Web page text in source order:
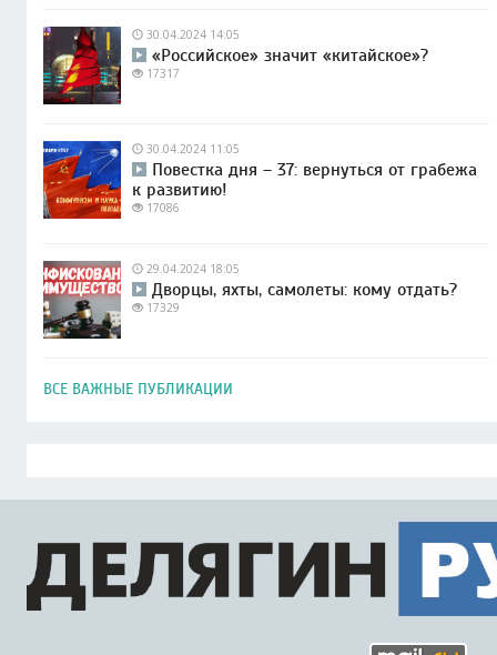
30.04.2024 14:05
«Российское» значит «китайское»?
17317
30.04.2024 11:05
Повестка дня – 37: вернуться от грабежа
к развитию!
17086
29.04.2024 18:05
Дворцы, яхты, самолеты: кому отдать?
17329
ВСЕ ВАЖНЫЕ ПУБЛИКАЦИИ